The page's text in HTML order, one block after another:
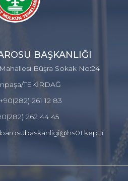
BAŞKANLIĞI
Büşra Sokak No:24
TEKİRDAĞ
261 12 83
262 44 45